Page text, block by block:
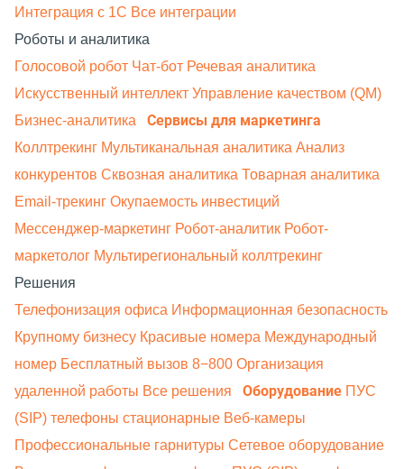
Интеграция с 1С Все интеграции
Роботы и аналитика
Голосовой робот Чат-бот Речевая аналитика
Искусственный интеллект Управление качеством (QM)
Бизнес-аналитика
Сервисы для маркетинга
Коллтрекинг Мультиканальная аналитика Анализ
конкурентов Сквозная аналитика Товарная аналитика
Email-трекинг Окупаемость инвестиций
Мессенджер‑маркетинг Робот-аналитик Робот-
маркетолог Мультирегиональный коллтрекинг
Решения
Телефонизация офиса Информационная безопасность
Крупному бизнесу Красивые номера Международный
номер Бесплатный вызов 8−800 Организация
удаленной работы Все решения Оборудование ПУС
(SIP) телефоны стационарные Веб-камеры
Профессиональные гарнитуры Сетевое оборудование